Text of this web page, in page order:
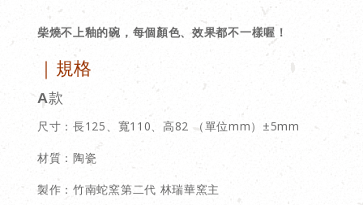
柴燒不上釉的碗，每個顏色、效果都不一樣喔！
｜規格
A款
尺寸：長125、寬110、高82 （單位mm）±5mm
材質：陶瓷
製作：竹南蛇窯第二代 林瑞華窯主